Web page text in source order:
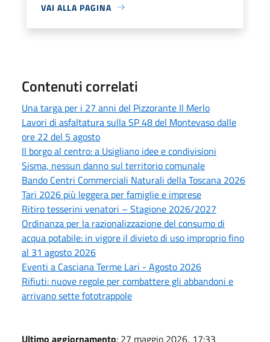
VAI ALLA PAGINA
Contenuti correlati
Una targa per i 27 anni del Pizzorante Il Merlo
Lavori di asfaltatura sulla SP 48 del Montevaso dalle
ore 22 del 5 agosto
Il borgo al centro: a Usigliano idee e condivisioni
Sisma, nessun danno sul territorio comunale
Bando Centri Commerciali Naturali della Toscana 2026
Tari 2026 più leggera per famiglie e imprese
Ritiro tesserini venatori – Stagione 2026/2027
Ordinanza per la razionalizzazione del consumo di
acqua potabile: in vigore il divieto di uso improprio fino
al 31 agosto 2026
Eventi a Casciana Terme Lari - Agosto 2026
Rifiuti: nuove regole per combattere gli abbandoni e
arrivano sette fototrappole
Ultimo aggiornamento: 27 maggio 2026, 17:33